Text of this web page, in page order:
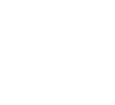
원
하기